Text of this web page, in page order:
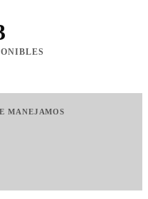
MANEJAMOS